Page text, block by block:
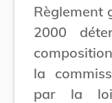
Règlement
2000
la
par la